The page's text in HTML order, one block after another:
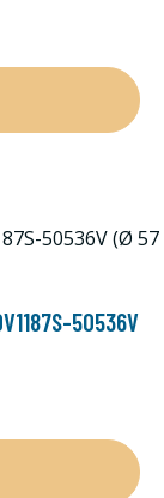
50536V